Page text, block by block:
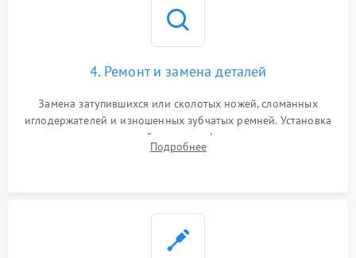
4. Ремонт и замена деталей
Замена затупившихся или сколотых ножей, сломанных
иглодержателей и изношенных зубчатых ремней. Установка
новых петлителей взамен деформированных.
Восстановление контактов в педали и цепях
Подробнее